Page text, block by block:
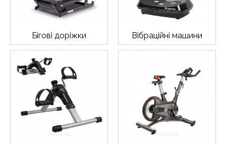
Бігові доріжки Вібраційні машини